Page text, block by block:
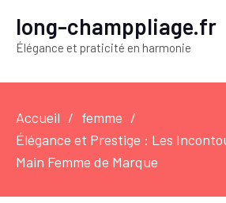
long-champpliage.fr
Élégance et praticité en harmonie
Accueil
femme
Élégance et Prestige : Les
Main Femme de Marque